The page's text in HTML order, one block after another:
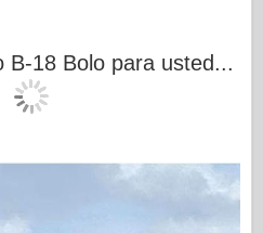
B-18 Bolo para usted...